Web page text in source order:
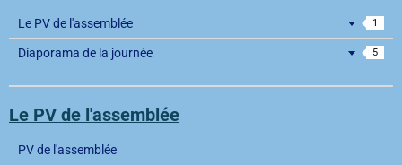
Le PV de l'assemblée 1
Diaporama de la journée 5
Le PV de l'assemblée
PV de l'assemblée